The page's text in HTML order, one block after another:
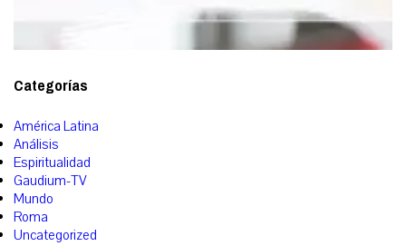
Categorías
América Latina
Análisis
Espiritualidad
Gaudium-TV
Mundo
Roma
Uncategorized